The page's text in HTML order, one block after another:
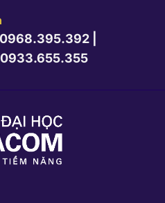
0968.395.392|
0933.655.355